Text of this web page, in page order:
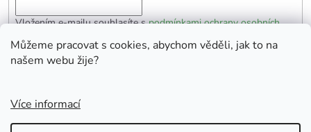
Můžeme pracovat s cookies, abychom věděli, jak to na
našem webu žije?
Více informací
Vložením e-mailu souhlasíte spodmínkami ochrany osobních
PŘIHLÁSIT SE